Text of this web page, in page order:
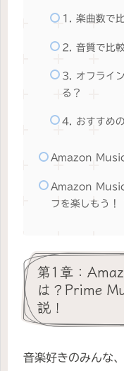
1. 楽曲数で
2. 音質で比
3. オフライ
る？
4. おすすめ
Amazon
Amazon
フを楽しもう！
第1章：
は？Prime
説！
音楽好きのみんな